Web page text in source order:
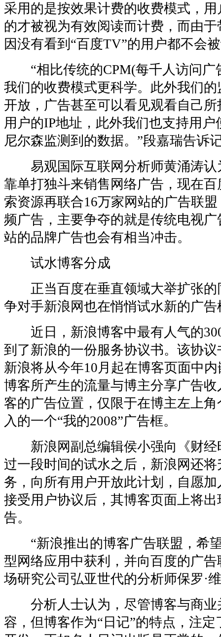
采用的是按效果计费的收费模式，
的才被视为有效阅读而计费，而由
因没有看到“百度TV”的用户都不会
“相比传统的CPM(每千人访问广
我们的收费模式更科学。此外我们
开放，广告甚至可以看见观看自己
用户的IP地址，此外我们也支持用
尼尔森监测到的数据。”段嘉瑞告诉
易观国际互联网分析师黄涌涛认
靠单打独斗来销售网络广告，现在
索资源再联合16万家网站的广告联
频广告，主要争夺的就是传统电视
站的品牌广告也会有相当冲击。
试水博客分成
正当百度在垂直领域大举扩张的
争对手新浪网也在悄悄试水新的广告
近日，新浪博客中最有人气的
到了新浪的一份服务协议书。该协
新浪将从今年10月起在博客页面中
博客所产生的流量与博主分享广告
客的广告位置，仅限于在博主左上
入的一个“我的2008”广告框。
新浪网副总编辑侯小强向《财经
过一段时间的试水之后，新浪网还
务，向所有用户开放此计划，自愿
接受用户协议后，其博客页面上将
告。
“新浪推出的博客广告联盟，希
型网络应用中获利，并向百度的广
场研究公司弘亚世代的分析师保罗·
分析人士认为，尽管博客与商业
容，但博客作为“日记”的特点，注